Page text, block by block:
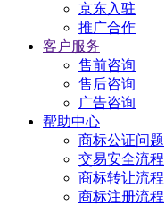
京东入驻
推广合作
客户服务
售前咨询
售后咨询
广告咨询
帮助中心
商标公证问题
交易安全流程
商标转让流程
商标注册流程